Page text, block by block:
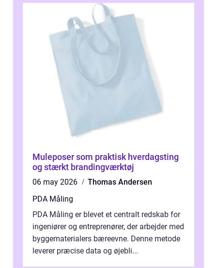
Muleposer som praktisk hverdagsting
og stærkt brandingværktøj
06 may 2026
Thomas Andersen
PDA Måling
PDA Måling er blevet et centralt redskab for
ingeniører og entreprenører, der arbejder med
byggematerialers bæreevne. Denne metode
leverer præcise data og øjebli...